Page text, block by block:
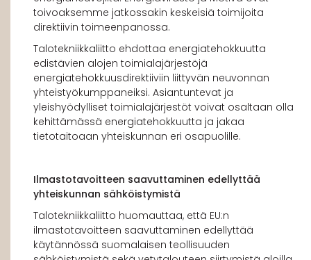
toivoaksemme jatkossakin keskeisiä toimijoita
direktiivin toimeenpanossa.
Talotekniikkaliitto ehdottaa energiatehokkuutta
edistävien alojen toimialajärjestöjä
energiatehokkuusdirektiiviin liittyvän neuvonnan
yhteistyökumppaneiksi. Asiantuntevat ja
yleishyödylliset toimialajärjestöt voivat osaltaan olla
kehittämässä energiatehokkuutta ja jakaa
tietotaitoaan yhteiskunnan eri osapuolille.
Ilmastotavoitteen saavuttaminen edellyttää
yhteiskunnan sähköistymistä
Talotekniikkaliitto huomauttaa, että EU:n
ilmastotavoitteen saavuttaminen edellyttää
käytännössä suomalaisen teollisuuden